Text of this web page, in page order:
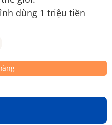
dùng 1 triệu tiền